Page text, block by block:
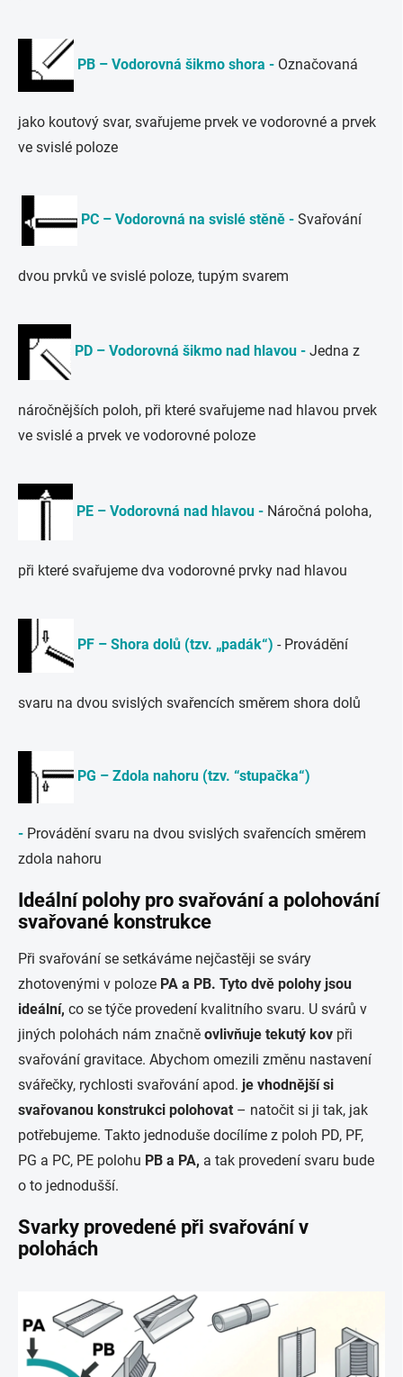
PB – Vodorovná šikmo shora - Označovaná
jako koutový svar, svařujeme prvek ve vodorovné a prvek
ve svislé poloze
PC – Vodorovná na svislé stěně - Svařování
dvou prvků ve svislé poloze, tupým svarem
PD – Vodorovná šikmo nad hlavou - Jedna z
náročnějších poloh, při které svařujeme nad hlavou prvek
ve svislé a prvek ve vodorovné poloze
PE – Vodorovná nad hlavou - Náročná poloha,
při které svařujeme dva vodorovné prvky nad hlavou
PF – Shora dolů (tzv. „padák“) - Provádění
svaru na dvou svislých svařencích směrem shora dolů
PG – Zdola nahoru (tzv. “stupačka“)
- Provádění svaru na dvou svislých svařencích směrem
zdola nahoru
Ideální polohy pro svařování a polohování
svařované konstrukce
Při svařování se setkáváme nejčastěji se sváry
zhotovenými v poloze PA a PB. Tyto dvě polohy jsou
ideální, co se týče provedení kvalitního svaru. U svárů v
jiných polohách nám značně ovlivňuje tekutý kov při
svařování gravitace. Abychom omezili změnu nastavení
svářečky, rychlosti svařování apod. je vhodnější si
svařovanou konstrukci polohovat – natočit si ji tak, jak
potřebujeme. Takto jednoduše docílíme z poloh PD, PF,
PG a PC, PE polohu PB a PA, a tak provedení svaru bude
o to jednodušší.
Svarky provedené při svařování v
polohách